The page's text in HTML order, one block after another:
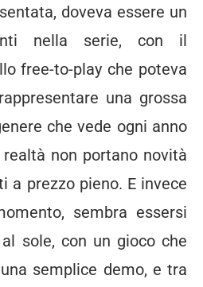
doveva essere un
nella serie, con il
free-to-play che poteva
una grossa
che vede ogni anno
non portano novità
a prezzo pieno. E invece
sembra essersi
sole, con un gioco che
semplice demo, e tra